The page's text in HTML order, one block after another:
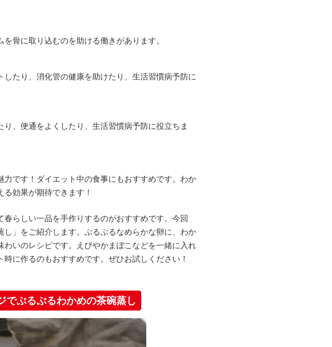
骨に取り込むのを助ける働きがあります。
たり、消化管の健康を助けたり、生活習慣病予防に
、便通をよくしたり、生活習慣病予防に役立ちま
です！ダイエット中の食事にもおすすめです。わか
効果が期待できます！
らしい一品を手作りするのがおすすめです。今回
」をご紹介します。ぷるぷるなめらかな卵に、わか
いのレシピです。えびやかまぼこなどを一緒に入れ
に作るのもおすすめです。ぜひお試しください！
でぷるぷるわかめの茶碗蒸し